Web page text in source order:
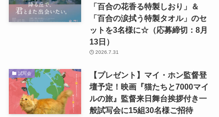
「百合の花香る特製しおり」＆
「百合の涙拭う特製タオル」のセ
ットを3名様に☆（応募締切：8月
13日）
2026.7.31
試写会
【プレゼント】マイ・ホン監督登
壇予定！映画『猫たちと7000マイ
ルの旅』監督来日舞台挨拶付き一
般試写会に15組30名様ご招待